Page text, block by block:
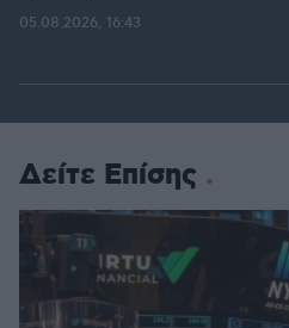
05.08.2026, 16:43
Δείτε Επίσης